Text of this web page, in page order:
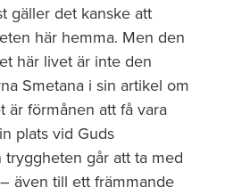
gäller det kanske att
här hemma. Men den
här livet är inte den
Smetana i sin artikel om
är förmånen att få vara
plats vid Guds
tryggheten går att ta med
även till ett främmande